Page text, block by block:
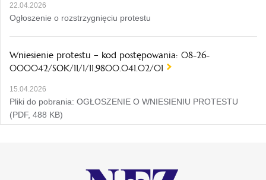
22.04.2026
Ogłoszenie o rozstrzygnięciu protestu
Wniesienie protestu – kod postępowania: 08-26-
000042/SOK/11/1/11.9800.041.02/01
15.04.2026
Pliki do pobrania: OGŁOSZENIE O WNIESIENIU PROTESTU
(PDF, 488 KB)